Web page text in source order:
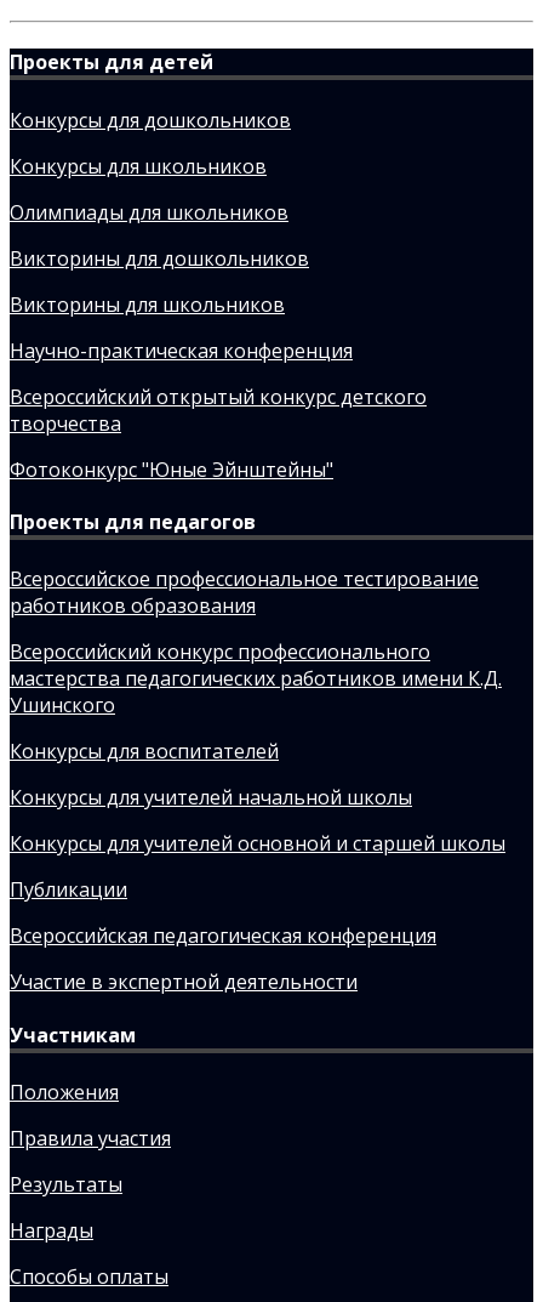
Проекты для детей
Конкурсы для дошкольников
Конкурсы для школьников
Олимпиады для школьников
Викторины для дошкольников
Викторины для школьников
Научно-практическая конференция
Всероссийский открытый конкурс детского
творчества
Фотоконкурс "Юные Эйнштейны"
Проекты для педагогов
Всероссийское профессиональное тестирование
работников образования
Всероссийский конкурс профессионального
мастерства педагогических работников имени К.Д.
Ушинского
Конкурсы для воспитателей
Конкурсы для учителей начальной школы
Конкурсы для учителей основной и старшей школы
Публикации
Всероссийская педагогическая конференция
Участие в экспертной деятельности
Участникам
Положения
Правила участия
Результаты
Награды
Способы оплаты